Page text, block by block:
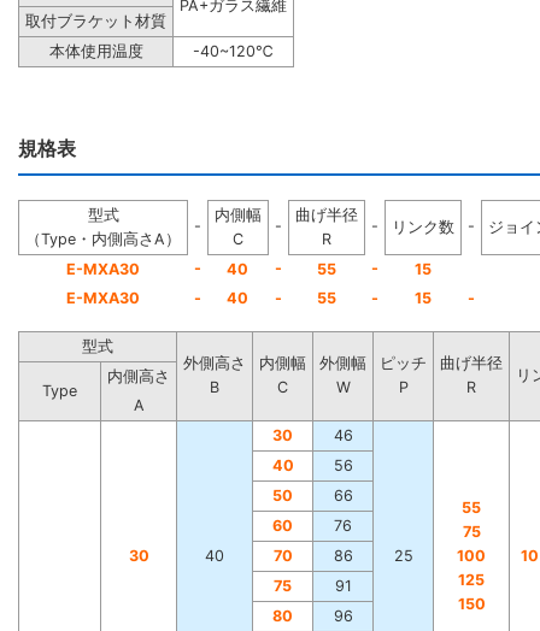
PA+ガラス繊維
取付ブラケット材質
本体使用温度
-40~120℃
規格表
型式
（Type・内側高さA）
-
内側幅
C
-
曲げ半径
R
- リンク数 - ジョイ
E-MXA30 - 40 - 55 -
15
E-MXA30
- 40 - 55 - 15 -
型式
外側高さ
B
内側幅
C
外側幅
W
ピッチ
P
曲げ半径
R
リ
Type
内側高さ
A
30 40
30 46
25
55
75
100
125
150
40
56
50
66
60
76
70
86
75
91
80
96